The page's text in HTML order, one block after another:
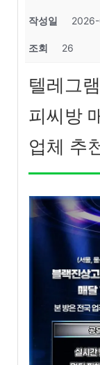
작성일
조회 26
텔레그
피씨방
업체 추